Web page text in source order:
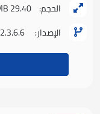
الحجم: 29.40 MB
الإصدار:
2.3.6.6